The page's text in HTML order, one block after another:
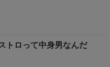
トロって中身男なんだ